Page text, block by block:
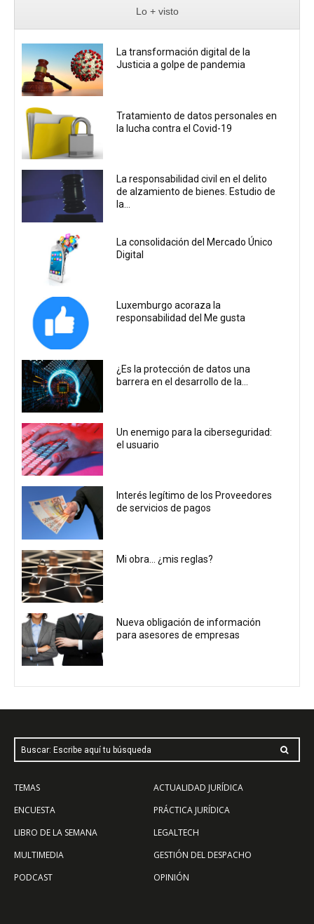
Lo + visto
La transformación digital de la
Justicia a golpe de pandemia
Tratamiento de datos personales en
la lucha contra el Covid-19
La responsabilidad civil en el delito
de alzamiento de bienes. Estudio de
la...
La consolidación del Mercado Único
Digital
Luxemburgo acoraza la
responsabilidad del Me gusta
¿Es la protección de datos una
barrera en el desarrollo de la...
Un enemigo para la ciberseguridad:
el usuario
Interés legítimo de los Proveedores
de servicios de pagos
Mi obra… ¿mis reglas?
Nueva obligación de información
para asesores de empresas
Buscar: Escribe aquí tu búsqueda
TEMAS
ENCUESTA
LIBRO DE LA SEMANA
MULTIMEDIA
PODCAST
ACTUALIDAD JURÍDICA
PRÁCTICA JURÍDICA
LEGALTECH
GESTIÓN DEL DESPACHO
OPINIÓN